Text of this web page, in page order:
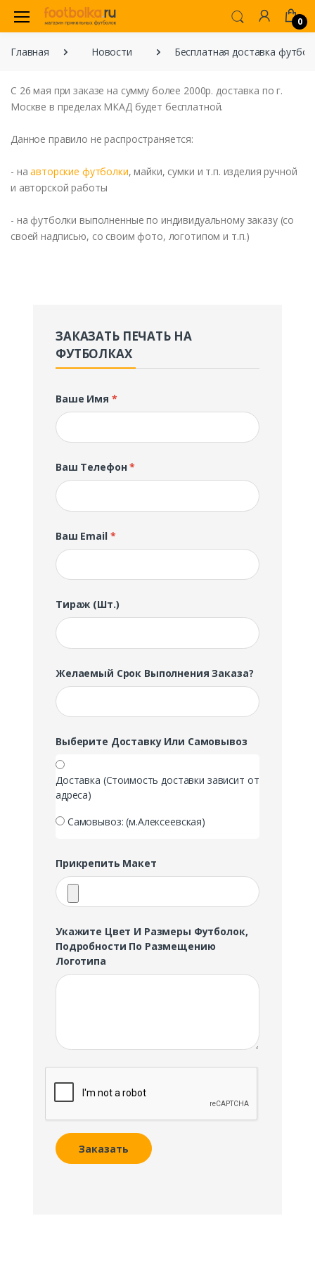
0
Главная Новости Бесплатная доставка
С 26 мая при заказе на сумму более 2000р. доставка по г.
Москве в пределах МКАД будет бесплатной.
Данное правило не распространяется:
- наавторские футболки, майки, сумки и т.п. изделия ручной
и авторской работы
- на футболки выполненные по индивидуальному заказу (со
своей надписью, со своим фото, логотипом и т.п.)
ЗАКАЗАТЬ ПЕЧАТЬ НА
ФУТБОЛКАХ
Ваше Имя *
Ваш Телефон*
Ваш Email *
Тираж (шт.)
Желаемый Срок Выполнения Заказа?
Выберите Доставку Или Самовывоз
Доставка (Стоимость доставки зависит от
адреса)
Самовывоз: (м.Алексеевская)
Прикрепить Макет
Укажите Цвет И Размеры Футболок,
Подробности По Размещению
Логотипа
Заказать